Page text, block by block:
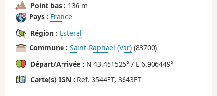
Point bas : 136 m
Pays : France
Région : Esterel
Commune : Saint-Raphaël (Var) (83700)
Départ/Arrivée : N 43.461525° / E 6.906449°
Carte(s) IGN : Ref. 3544ET, 3643ET